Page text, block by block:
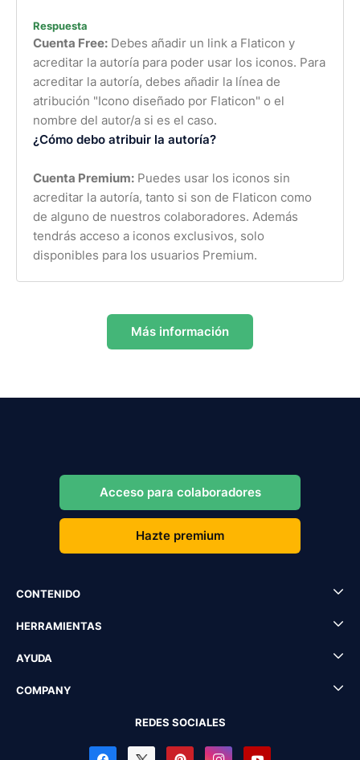
Respuesta
Cuenta Free: Debes añadir un link a Flaticon y
acreditar la autoría para poder usar los iconos. Para
acreditar la autoría, debes añadir la línea de
atribución "Icono diseñado por Flaticon" o el
nombre del autor/a si es el caso.
¿Cómo debo atribuir la autoría?
Cuenta Premium: Puedes usar los iconos sin
acreditar la autoría, tanto si son de Flaticon como
de alguno de nuestros colaboradores. Además
tendrás acceso a iconos exclusivos, solo
disponibles para los usuarios Premium.
Más información
Acceso para colaboradores
Hazte premium
CONTENIDO
HERRAMIENTAS
AYUDA
COMPANY
REDES SOCIALES